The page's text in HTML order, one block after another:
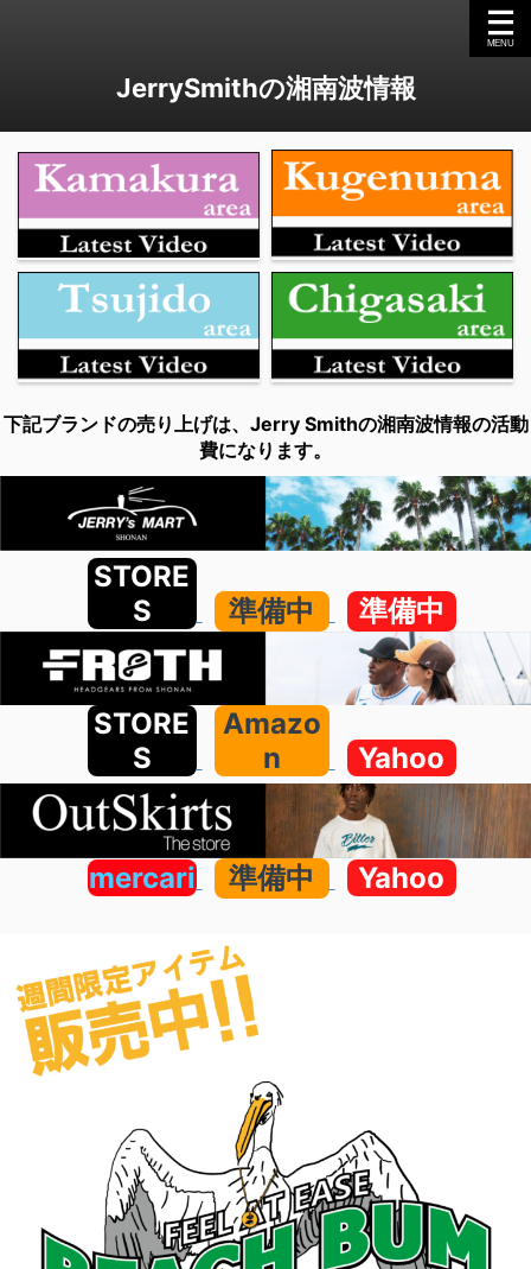
JerrySmithの湘南波情報
下記ブランドの売り上げは、Jerry Smithの湘南波情報の活動
費になります。
STORE
S
準備中 準備中
STORE
S
Amazo
n
Yahoo
mercari 準備中 Yahoo